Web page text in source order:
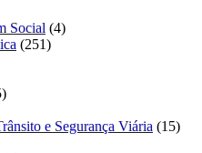
Social (4)
(251)
e Segurança Viária (15)